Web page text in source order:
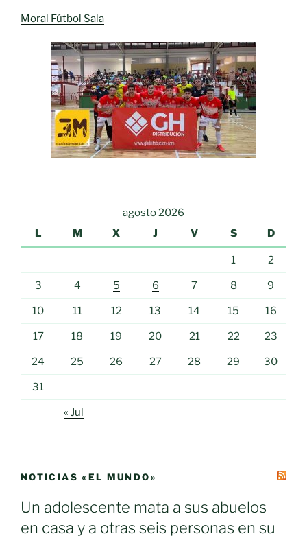
Moral Fútbol Sala
agosto 2026
L
M X J V S D
1 2
3 4 5 6 7 8 9
10 11 12 13 14 15 16
17 18 19 20 21 22 23
24 25 26 27 28 29 30
31
« Jul
NOTICIAS «EL MUNDO»
Un adolescente mata a sus abuelos
en casa y a otras seis personas en su